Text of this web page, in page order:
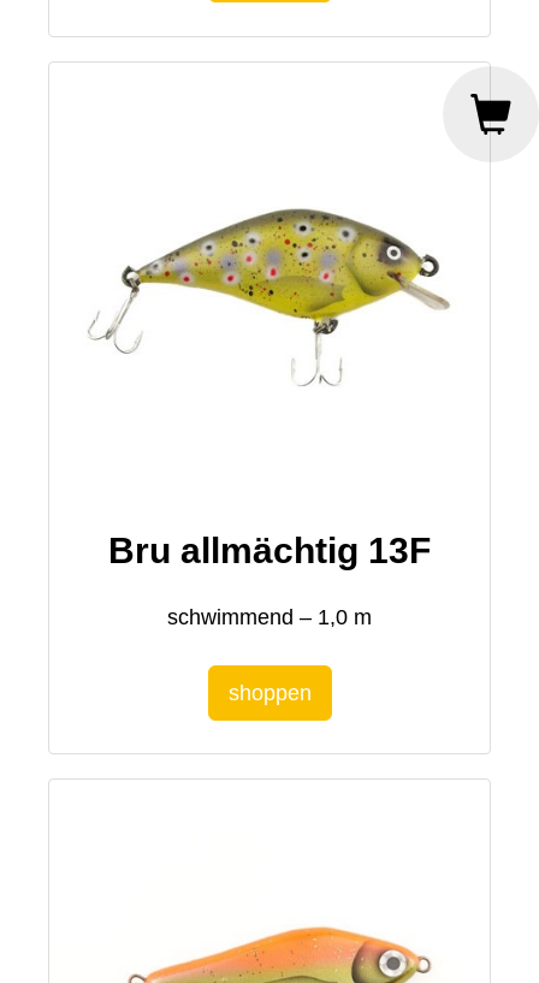
Bru allmächtig 13F
schwimmend – 1,0 m
shoppen